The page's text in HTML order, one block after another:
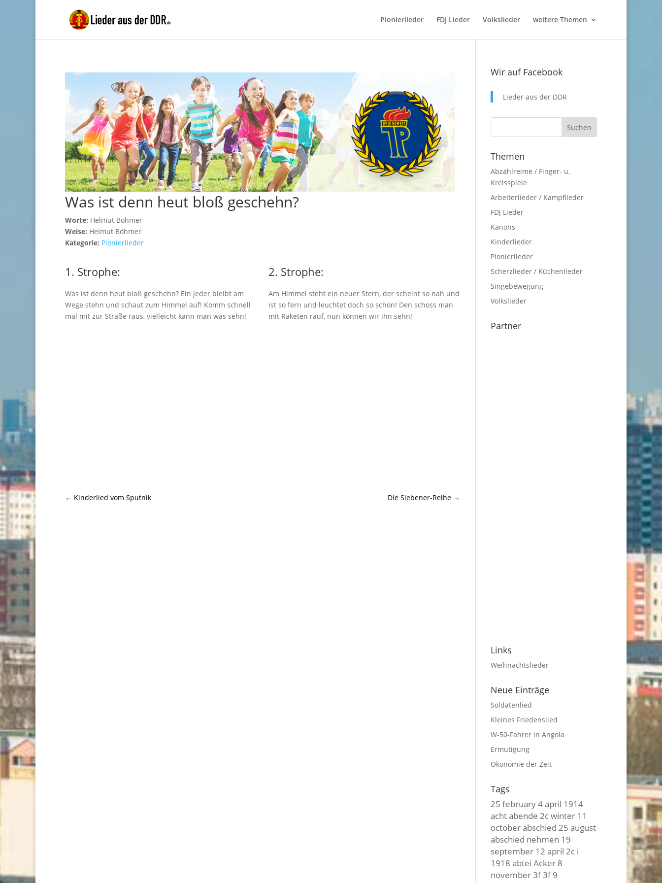
Pionierlieder FDJ Lieder Volkslieder weitere Themen
Was ist denn heut bloß geschehn?
Worte: Helmut Böhmer
Weise: Helmut Böhmer
Kategorie: Pionierlieder
1. Strophe:
Was ist denn heut bloß geschehn? Ein jeder bleibt am
Wege stehn und schaut zum Himmel auf! Komm schnell
mal mit zur Straße raus, vielleicht kann man was sehn!
2. Strophe:
Am Himmel steht ein neuer Stern, der scheint so nah und
ist so fern und leuchtet doch so schön! Den schoss man
mit Raketen rauf, nun können wir ihn sehn!
← Kinderlied vom Sputnik Die Siebener-Reihe→
Wir auf Facebook
Lieder aus der DDR
Themen
Abzählreime / Finger- u.
Kreisspiele
Arbeiterlieder / Kampflieder
FDJ Lieder
Kanons
Kinderlieder
Pionierlieder
Scherzlieder / Küchenlieder
Singebewegung
Volkslieder
Partner
Links
Weihnachtslieder
Neue Einträge
Soldatenlied
Kleines Friedenslied
W-50-Fahrer in Angola
Ermutigung
Ökonomie der Zeit
Tags
25 february4 april 1914
achtabende 2c winter 11
octoberabschied 25 august
abschied nehmen 19
september 12 april 2c i
1918 abtei Acker 8
november3f 3f9